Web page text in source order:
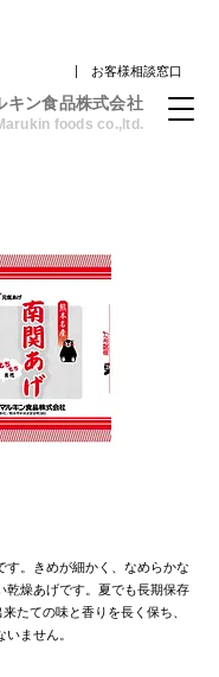
| お客様相談窓口
キン食品株式会社
foods co.,ltd.
す。きめが細かく、なめらかな
乾燥あげです。夏でも長期保存
たての味と香りを長く保ち、
ません。